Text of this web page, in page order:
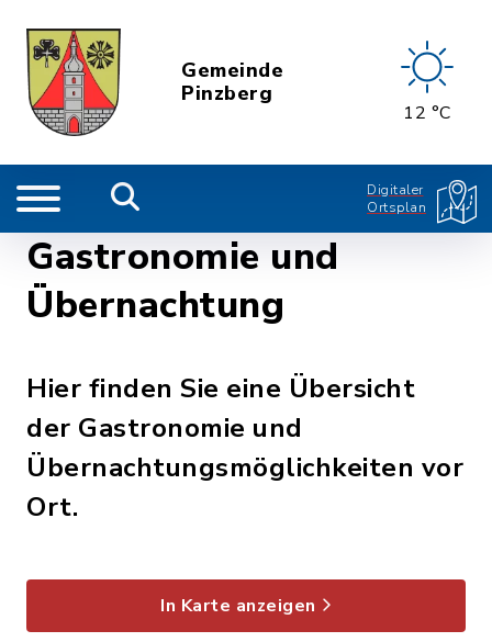
Gemeinde
Pinzberg
12 °C
Digitaler
Ortsplan
Gastronomie und
Übernachtung
Hier finden Sie eine Übersicht
der Gastronomie und
Übernachtungsmöglichkeiten vor
Ort.
In Karte anzeigen